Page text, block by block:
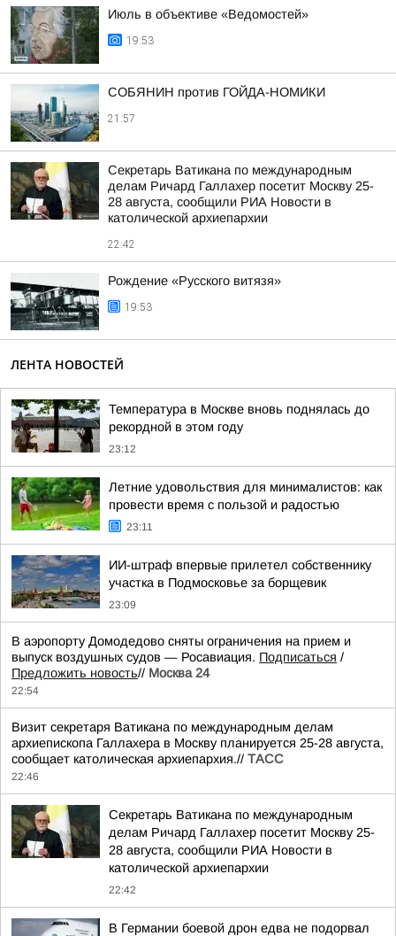
Июль в объективе «Ведомостей»
19:53
СОБЯНИН против ГОЙДА-НОМИКИ
21:57
Секретарь Ватикана по международным
делам Ричард Галлахер посетит Москву 25-
28 августа, сообщили РИА Новости в
католической архиепархии
22:42
Рождение «Русского витязя»
19:53
ЛЕНТА НОВОСТЕЙ
Температура в Москве вновь поднялась до
рекордной в этом году
23:12
Летние удовольствия для минималистов: как
провести время с пользой и радостью
23:11
ИИ-штраф впервые прилетел собственнику
участка в Подмосковье за борщевик
23:09
В аэропорту Домодедово сняты ограничения на прием и
выпуск воздушных судов — Росавиация. Подписаться /
Предложить новость// Москва 24
22:54
Визит секретаря Ватикана по международным делам
архиепископа Галлахера в Москву планируется 25-28 августа,
сообщает католическая архиепархия.// ТАСС
22:46
Секретарь Ватикана по международным
делам Ричард Галлахер посетит Москву 25-
28 августа, сообщили РИА Новости в
католической архиепархии
22:42
В Германии боевой дрон едва не подорвал